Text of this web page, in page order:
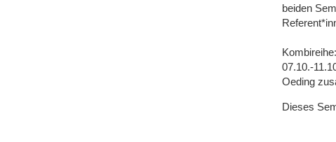
beiden
07.10.-
Oeding
Dieses